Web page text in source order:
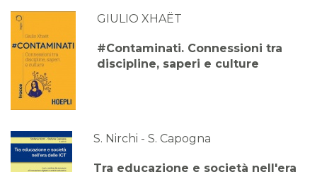
Anno XVI, Numero 2
2024
Anno XVI, Numero 1
2024
2023
Anno XV, Numero 3
GIULIO XHAËT
#Contaminati. Connessioni tra
discipline, saperi e culture
S. Nirchi - S. Capogna
Tra educazione e società nell'era